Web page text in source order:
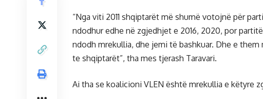
“Nga viti 2011 shqiptarët më shumë votojnë për
ndodhur edhe në zgjedhjet e 2016, 2020, por
ndodh mrekullia, dhe jemi të bashkuar. Dhe e
te shqiptarët”, tha mes tjerash Taravari.
Ai tha se koalicioni VLEN është mrekullia e këtyre